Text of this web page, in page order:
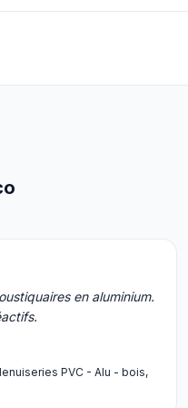
en aluminium.
PVC - Alu - bois,